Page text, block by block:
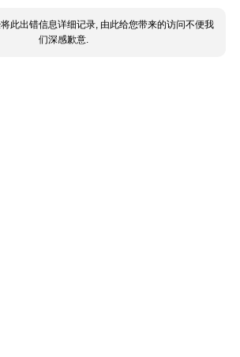
此出错信息详细记录, 由此给您带来的访问不便我
们深感歉意.